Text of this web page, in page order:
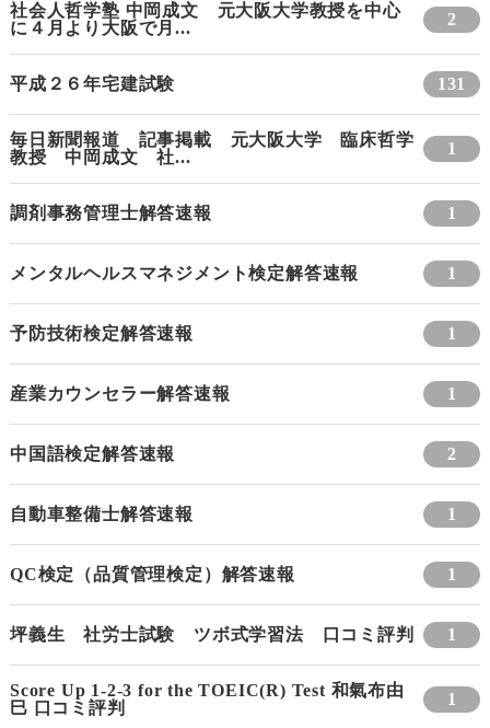
社会人哲学塾 中岡成文 元大阪大学教授を中心
に４月より大阪で月...
2
平成２６年宅建試験 131
毎日新聞報道 記事掲載 元大阪大学 臨床哲学
教授 中岡成文 社...
1
調剤事務管理士解答速報 1
メンタルヘルスマネジメント検定解答速報 1
予防技術検定解答速報 1
産業カウンセラー解答速報 1
中国語検定解答速報 2
自動車整備士解答速報 1
QC検定（品質管理検定）解答速報 1
坪義生 社労士試験 ツボ式学習法 口コミ評判 1
Score Up 1-2-3 for the TOEIC(R) Test 和氣布由
巳 口コミ評判
1